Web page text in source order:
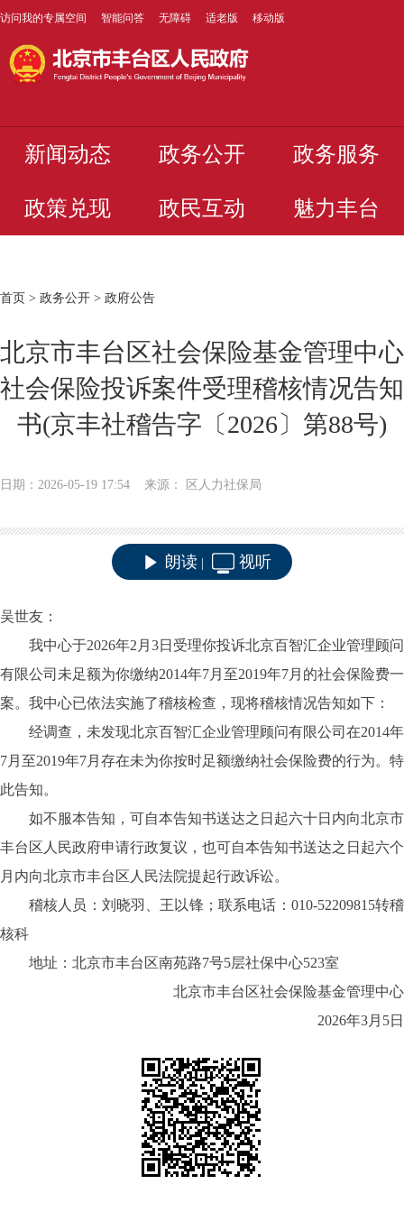
访问我的专属空间 智能问答 无障碍 适老版 移动版
新闻动态 政务公开 政务服务
政策兑现 政民互动 魅力丰台
首页 > 政务公开 > 政府公告
北京市丰台区社会保险基金管理中心
社会保险投诉案件受理稽核情况告知
书(京丰社稽告字〔2026〕第88号)
日期：2026-05-19 17:54 来源： 区人力社保局
朗读 视听
吴世友：
我中心于2026年2月3日受理你投诉北京百智汇企业管理顾问
有限公司 未足额为你缴纳2014年7月至2019年7月的社会保险费一
案。我中心已依法实施了稽核检查，现将稽核情况告知如下：
经调查，未发现北京百智汇企业管理顾问有限公司 在2014年
7月至2019年7月存在未为你按时足额缴纳社会保险费的行为。特
此告知。
如不服本告知，可自本告知书送达之日起六十日内向北京市
丰台区人民政府申请行政复议，也可自本告知书送达之日起六个
月内向北京市丰台区人民法院提起行政诉讼。
稽核人员：刘晓羽、王以锋；联系电话： 010-52209815转稽
核科
地址：北京市丰台区南苑路7号5层社保中心523室
北京市丰台区社会保险基金管理中心
2026年3月5日